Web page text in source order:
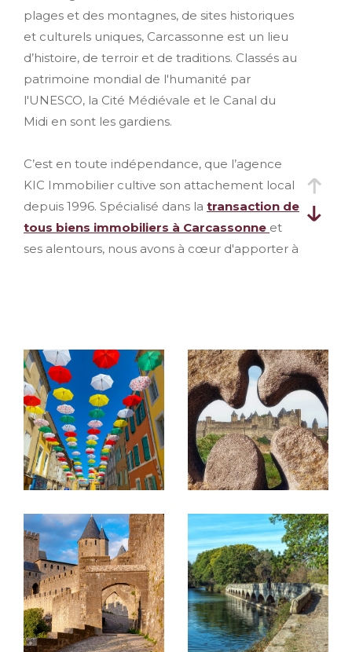
plages et des montagnes, de sites historiques
et culturels uniques, Carcassonne est un lieu
d’histoire, de terroir et de traditions. Classés au
patrimoine mondial de l'humanité par
l'UNESCO, la Cité Médiévale et le Canal du
Midi en sont les gardiens.
C’est en toute indépendance, que l’agence
KIC Immobilier cultive son attachement local
depuis 1996. Spécialisé dans la transaction de
tous biens immobiliers à Carcassonne et
ses alentours, nous avons à cœur d'apporter à
marché immobilier de Carcassonne et sa
région, vous apporte les meilleurs conseils
dans l'orientation et le choix de votre projet.
Un réseau publicitaire des plus important,
une publication internationale, des outils
innovants et performants offrent une visibilité